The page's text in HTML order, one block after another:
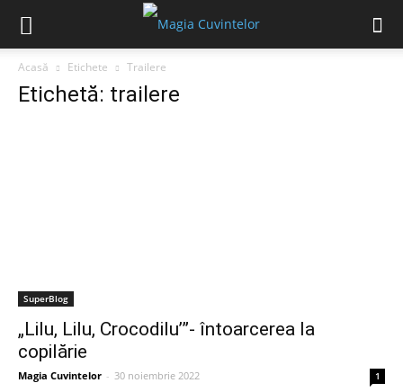
Acasă Etichete Trailere
Etichetă: trailere
SuperBlog
„Lilu, Lilu, Crocodilu’”- întoarcerea la
copilărie
Magia Cuvintelor - 30 noiembrie 2022 1